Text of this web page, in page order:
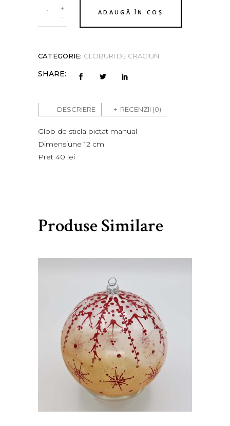
sticla
manual
quantity
-
+ ADAUGĂ ÎN COȘ
CATEGORIE: GLOBURI DE CRACIUN
SHARE:
DESCRIERE RECENZII (0)
Glob de sticla pictat manual
Dimensiune 12 cm
Pret 40 lei
Produse Similare
lei60,00
ADAUGĂ ÎN COȘ